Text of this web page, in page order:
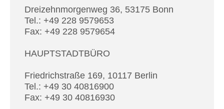
Dreizehnmorgenweg 36, 53175 Bonn
Tel.: +49 228 9579653
Fax: +49 228 9579654
HAUPTSTADTBÜRO
Friedrichstraße 169, 10117 Berlin
Tel.: +49 30 40816900
Fax: +49 30 40816930